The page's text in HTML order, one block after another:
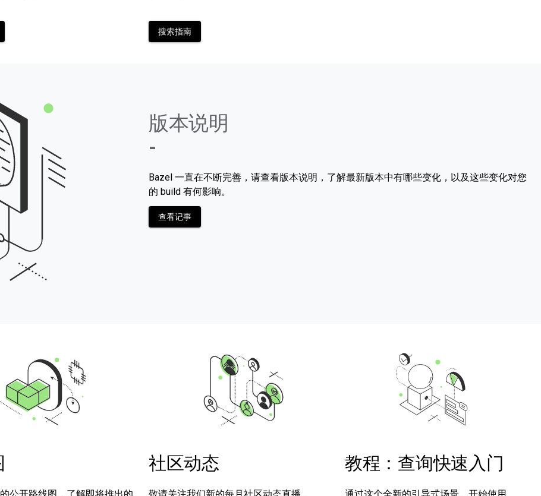
搜索指南
版本说明
-
Bazel 一直在不断完善，请查看版本说明，了解最新版本中有哪些变化，以及这些变化对您
的 build 有何影响。
查看记事
社区动态 教程：查询快速入门